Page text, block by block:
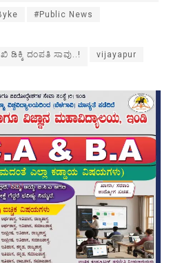
#Public News
ಡಿಕ್ಕಿ ದಂಪತಿ ಸಾವು..! vijayapur